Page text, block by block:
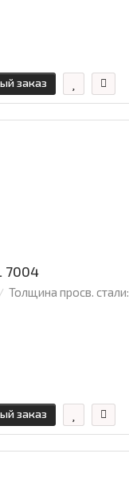
заказ
7004
Толщина просв. стали:
заказ